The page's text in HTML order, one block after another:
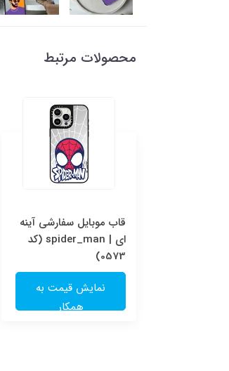
محصولات مرتبط
قاب موبایل سفارشی آینه
ای | spider_man (کد
0573)
نمایش قیمت به
همکار